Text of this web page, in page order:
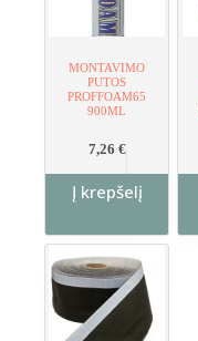
MONTAVIMO
PUTOS
PROFFOAM65
900ML
7,26 €
Į krepšelį